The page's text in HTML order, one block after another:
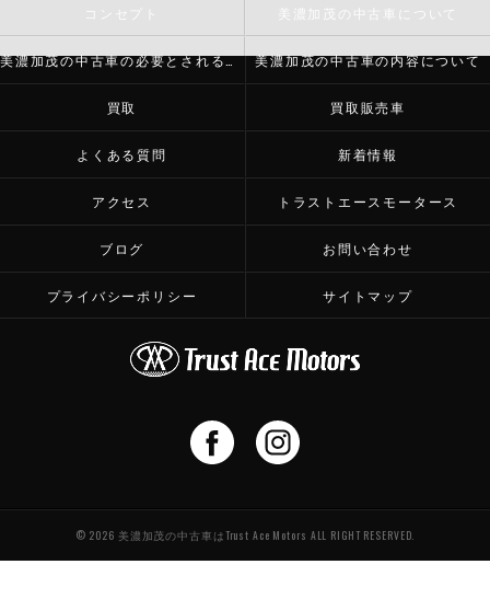
コンセプト 美濃加茂の中古車について
美濃加茂の中古車の必要とされる理由 美濃加茂の中古車の内容について
買取 買取販売車
よくある質問 新着情報
アクセス トラストエースモータース
ブログ お問い合わせ
プライバシーポリシー サイトマップ
© 2026 美濃加茂の中古車はTrust Ace Motors ALL RIGHT RESERVED.